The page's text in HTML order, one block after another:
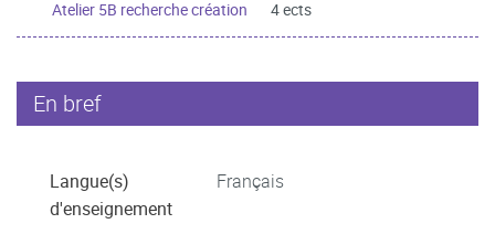
Atelier 5B recherche création 4 ects
En bref
Langue(s)
d'enseignement
Français